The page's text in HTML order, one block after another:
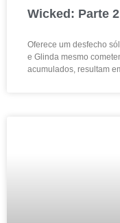
Wicked: Parte
Oferece um desfecho
e Glinda mesmo
acumulados, resultam